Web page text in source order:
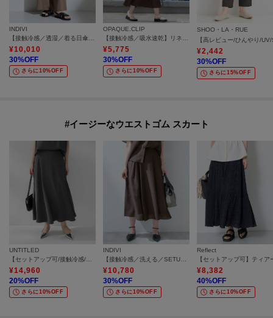
INDIVI
【接触冷感／透湿／着る日傘】イージーワイドパンツ
¥10,010
30%OFF
さらに10%OFF
OPAQUE.CLIP
【接触冷感／吸水速乾】リネンライク シャツワンピース《洗濯機OK》
¥5,775
30%OFF
さらに10%OFF
SHOO・LA・RUE
¥2,442
30%OFF
さらに15%OFF
#イージーなウエストゴム スカート
UNTITLED
¥14,960
20%OFF
さらに10%OFF
INDIVI
¥10,780
30%OFF
さらに10%OFF
Reflect
¥8,382
40%OFF
さらに10%OFF